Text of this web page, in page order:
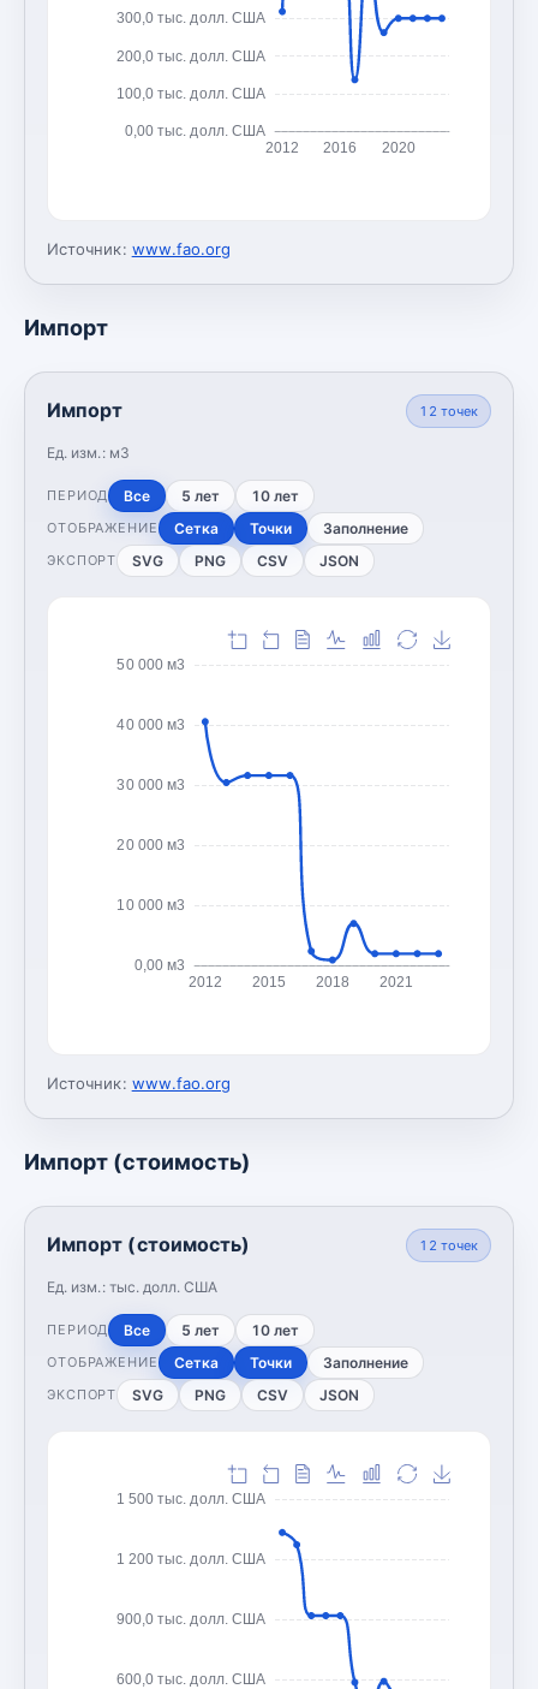
0,00 тыс. долл. США
100,0 тыс. долл. США
200,0 тыс. долл. США
300,0 тыс. долл. США
2012 2016 2020
Источник: www.fao.org
Импорт
Импорт
Ед. изм.: м3
12 точек
ПЕРИОД Все 5 лет 10 лет
ОТОБРАЖЕНИЕ Сетка Точки Заполнение
ЭКСПОРТ SVG PNG CSV JSON
0,00 м3
10 000 м3
20 000 м3
30 000 м3
40 000 м3
50 000 м3
2012 2015 2018 2021
Источник: www.fao.org
Импорт (стоимость)
Импорт (стоимость)
Ед. изм.: тыс. долл. США
12 точек
ПЕРИОД Все 5 лет 10 лет
ОТОБРАЖЕНИЕ Сетка Точки Заполнение
ЭКСПОРТ SVG PNG CSV JSON
600,0 тыс. долл. США
900,0 тыс. долл. США
1 200 тыс. долл. США
1 500 тыс. долл. США